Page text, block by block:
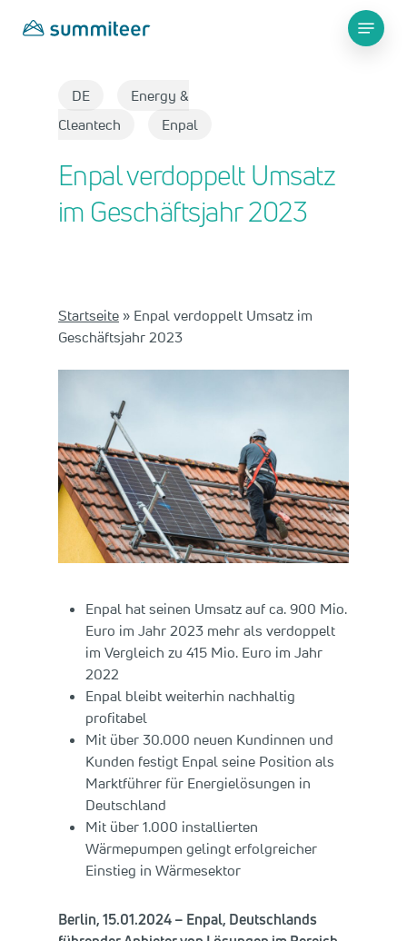
Menu
DE
Energy &
Cleantech
Enpal
Enpal verdoppelt Umsatz
im Geschäftsjahr 2023
Startseite » Enpal verdoppelt Umsatz im
Geschäftsjahr 2023
Enpal hat seinen Umsatz auf ca. 900 Mio.
Euro im Jahr 2023 mehr als verdoppelt
im Vergleich zu 415 Mio. Euro im Jahr
2022
Enpal bleibt weiterhin nachhaltig
profitabel
Mit über 30.000 neuen Kundinnen und
Kunden festigt Enpal seine Position als
Marktführer für Energielösungen in
Deutschland
Mit über 1.000 installierten
Wärmepumpen gelingt erfolgreicher
Einstieg in Wärmesektor
Berlin, 15.01.2024 – Enpal, Deutschlands